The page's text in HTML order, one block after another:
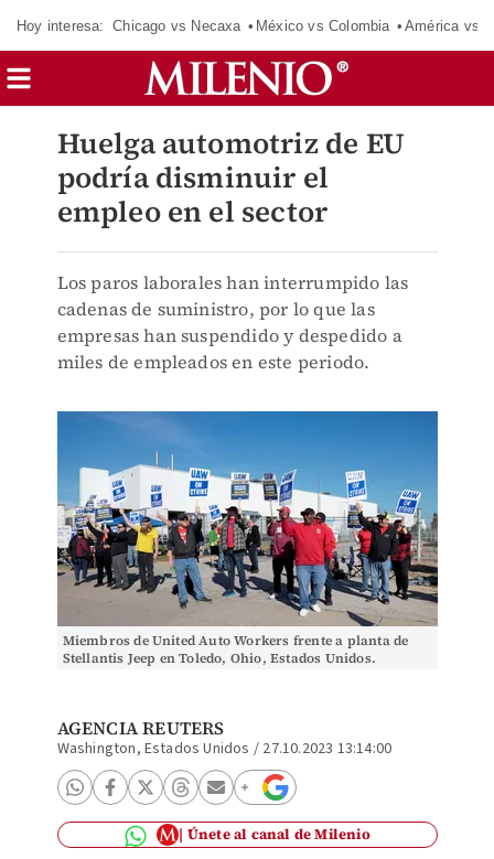
Hoy interesa: Chicago vs Necaxa México vs Colombia América vs
Huelga automotriz de EU
podría disminuir el
empleo en el sector
Los paros laborales han interrumpido las
cadenas de suministro, por lo que las
empresas han suspendido y despedido a
miles de empleados en este periodo.
Miembros de United Auto Workers frente a planta de
Stellantis Jeep en Toledo, Ohio, Estados Unidos.
AGENCIA REUTERS
Washington, Estados Unidos / 27.10.2023 13:14:00
Únete al canal de Milenio